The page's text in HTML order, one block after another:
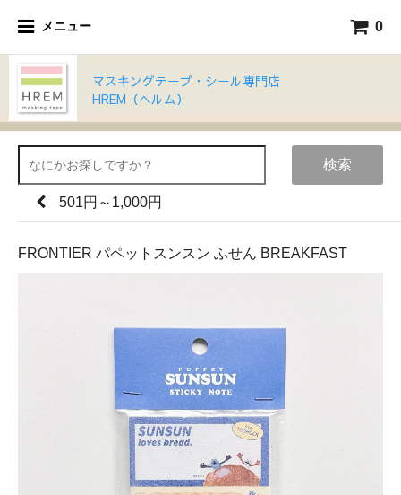
メニュー 0
マスキングテープ・シール専門店
HREM（ヘルム）
検索
501円～1,000円
FRONTIER パペットスンスン ふせん BREAKFAST